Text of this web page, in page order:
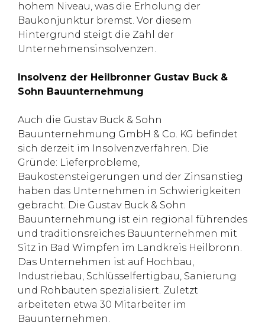
hohem Niveau, was die Erholung der
Baukonjunktur bremst. Vor diesem
Hintergrund steigt die Zahl der
Unternehmensinsolvenzen.
Insolvenz der Heilbronner Gustav Buck &
Sohn Bauunternehmung
Auch die Gustav Buck & Sohn
Bauunternehmung GmbH & Co. KG befindet
sich derzeit im Insolvenzverfahren. Die
Gründe: Lieferprobleme,
Baukostensteigerungen und der Zinsanstieg
haben das Unternehmen in Schwierigkeiten
gebracht. Die Gustav Buck & Sohn
Bauunternehmung ist ein regional führendes
und traditionsreiches Bauunternehmen mit
Sitz in Bad Wimpfen im Landkreis Heilbronn.
Das Unternehmen ist auf Hochbau,
Industriebau, Schlüsselfertigbau, Sanierung
und Rohbauten spezialisiert. Zuletzt
arbeiteten etwa 30 Mitarbeiter im
Bauunternehmen.